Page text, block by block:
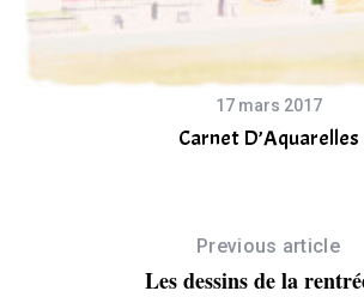
17 mars 2017
Carnet D’Aquarelles
Previous article
Les dessins de la